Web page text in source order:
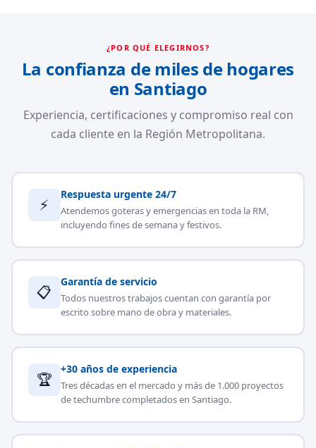
¿POR QUÉ ELEGIRNOS?
La confianza de miles de hogares
en Santiago
Experiencia, certificaciones y compromiso real con
cada cliente en la Región Metropolitana.
⚡
Respuesta urgente 24/7
Atendemos goteras y emergencias en toda la RM,
incluyendo fines de semana y festivos.
📋
Garantía de servicio
Todos nuestros trabajos cuentan con garantía por
escrito sobre mano de obra y materiales.
🏆
+30 años de experiencia
Tres décadas en el mercado y más de 1.000 proyectos
de techumbre completados en Santiago.